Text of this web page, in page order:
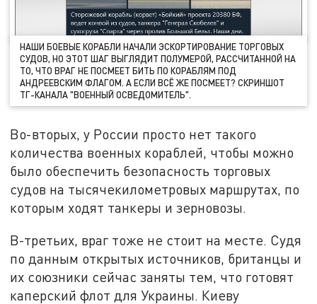
НАШИ БОЕВЫЕ КОРАБЛИ НАЧАЛИ ЭСКОРТИРОВАНИЕ ТОРГОВЫХ
СУДОВ, НО ЭТОТ ШАГ ВЫГЛЯДИТ ПОЛУМЕРОЙ, РАССЧИТАННОЙ НА
ТО, ЧТО ВРАГ НЕ ПОСМЕЕТ БИТЬ ПО КОРАБЛЯМ ПОД
АНДРЕЕВСКИМ ФЛАГОМ. А ЕСЛИ ВСЁ ЖЕ ПОСМЕЕТ? СКРИНШОТ
ТГ-КАНАЛА "ВОЕННЫЙ ОСВЕДОМИТЕЛЬ".
Во-вторых, у России просто нет такого
количества военных кораблей, чтобы можно
было обеспечить безопасность торговых
судов на тысячекилометровых маршрутах, по
которым ходят танкеры и зерновозы.
В-третьих, враг тоже не стоит на месте. Судя
по данным открытых источников, британцы и
их союзники сейчас заняты тем, что готовят
каперский флот для Украины. Киеву